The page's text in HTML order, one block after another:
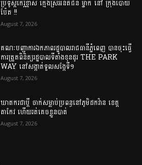
ប្រទូស្តកេរ្តិ៍ខ្មាស ក្មេងស្រីអនីតិជន ម្នាក់ នៅ ក្រុងប៉ោយ
ប៉ែត !!
August 7, 2026
គណៈបញ្ជាការឯកភាពរដ្ឋបាលរាជធានីភ្នំពេញ បានចុះធ្វើ
ការត្រួតពិនិត្យរដ្ឋបាលទីតាំងខុនដូរ THE PARK
WAY នៅសង្កាត់ទួលសង្កែទី១
August 7, 2026
ឃាតករជាប្តី ចាក់សម្លាប់ប្រពន្ធនៅភូមិដកវ៉ាន ខេត្ត
តាកែវ ហើយរត់គេច​ខ្លួន​បាត់
August 7, 2026